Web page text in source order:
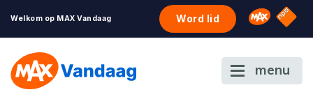
Welkom op MAX Vandaag Word lid Omroep
NPO
menu